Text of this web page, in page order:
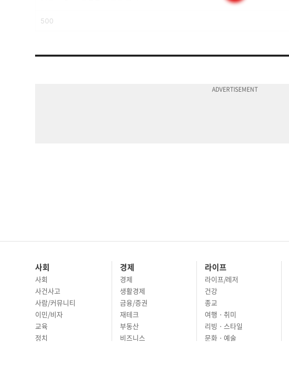
사회
사회
사건사고
사람/커뮤니티
이민/비자
경제
경제
생활경제
금융/증권
재테크
라이프
라이프/레저
건강
종교
여행 · 취미